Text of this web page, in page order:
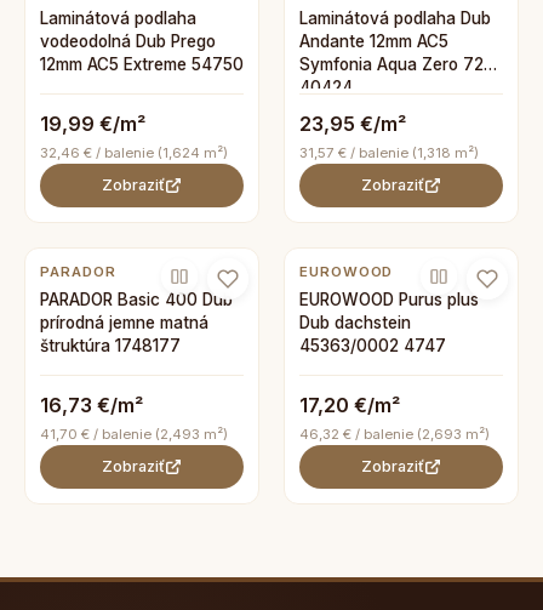
Laminátová podlaha
vodeodolná Dub Prego
12mm AC5 Extreme 54750
19,99 €/m²
32,46 € / balenie (1,624 m²)
Zobraziť
Laminátová podlaha Dub
Andante 12mm AC5
Symfonia Aqua Zero 72h
40424
23,95 €/m²
31,57 € / balenie (1,318 m²)
Zobraziť
PARADOR
PARADOR Basic 400 Dub
prírodná jemne matná
štruktúra 1748177
16,73 €/m²
41,70 € / balenie (2,493 m²)
Zobraziť
EUROWOOD
EUROWOOD Purus plus
Dub dachstein
45363/0002 4747
17,20 €/m²
46,32 € / balenie (2,693 m²)
Zobraziť